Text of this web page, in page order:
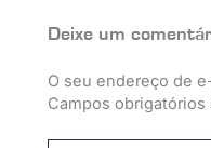
Deixe um
O seu endereço de
Campos obrigatórios